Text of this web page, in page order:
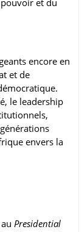
et du
encore en
et de
le leadership
envers la
Presidential